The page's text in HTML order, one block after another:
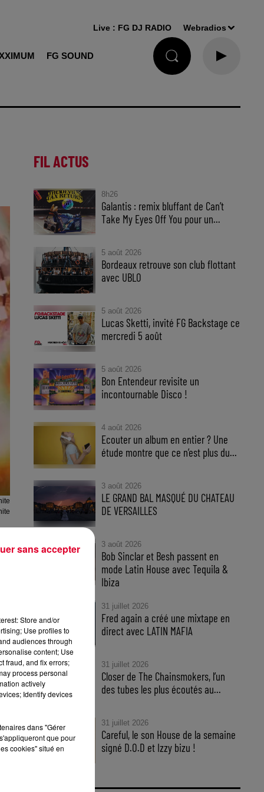
FG SOUND
Live : FG DJ RADIO Webradios
FIL ACTUS
8h26
Galantis : remix bluffant de Can’t
Take My Eyes Off You pour un...
5 août 2026
Bordeaux retrouve son club flottant
avec UBLO
5 août 2026
Lucas Sketti, invité FG Backstage ce
mercredi 5 août
5 août 2026
Bon Entendeur revisite un
incontournable Disco !
4 août 2026
Ecouter un album en entier ? Une
étude montre que ce n’est plus du...
3 août 2026
LE GRAND BAL MASQUÉ DU CHATEAU
DE VERSAILLES
3 août 2026
Bob Sinclar et Besh passent en
mode Latin House avec Tequila &
Ibiza
31 juillet 2026
Fred again a créé une mixtape en
direct avec LATIN MAFIA
31 juillet 2026
Closer de The Chainsmokers, l’un
des tubes les plus écoutés au...
31 juillet 2026
Careful, le son House de la semaine
signé D.O.D et Izzy bizu !
Store and/or
Use profiles to
audiences through
content; Use
fraud, and fix errors;
process personal
actively
Identify devices
dans "Gérer
que pour
cookies" situé en
sans accepter